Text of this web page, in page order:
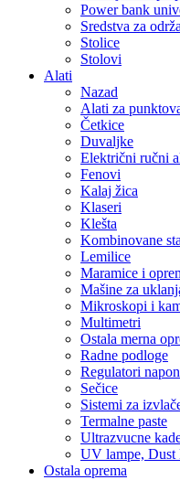
Power bank
Sredstva za
Stolice
Stolovi
Alati
Nazad
Alati za
Četkice
Duvaljke
Električni ručni
Fenovi
Kalaj žica
Klaseri
Klešta
Kombinovane
Lemilice
Maramice i
Mašine za
Mikroskopi i
Multimetri
Ostala merna
Radne podloge
Regulatori
Sečice
Sistemi za
Termalne paste
Ultrazvucne
UV lampe, Dust
Ostala oprema